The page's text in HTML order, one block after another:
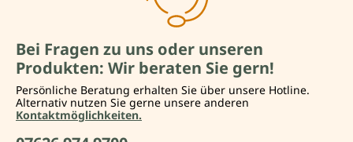
Bei Fragen zu uns oder unseren
Produkten: Wir beraten Sie gern!
Persönliche Beratung erhalten Sie über unsere Hotline.
Alternativ nutzen Sie gerne unsere anderen
Kontaktmöglichkeiten.